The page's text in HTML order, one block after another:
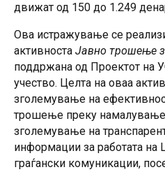
движат од 150 до 1.249
Ова истражување се
активноста Јавно трошење
поддржана од Проектот на
учество. Целта на оваа
зголемување на
трошење преку намалување
зголемување на
информации за работата на
граѓански комуникации,